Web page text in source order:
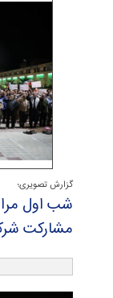
گزارش تصویری؛
شب اول
مشاركت